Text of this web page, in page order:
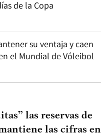
de la Copa
su ventaja y caen
el Mundial de Vóleibol
las reservas de
las cifras en